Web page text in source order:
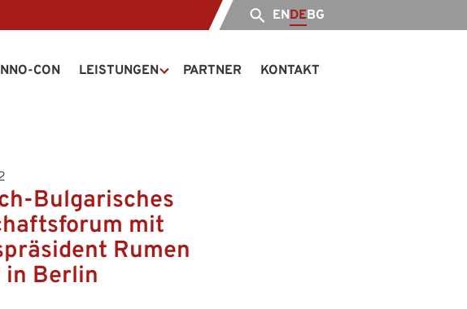
ENDEBG
CON LEISTUNGEN PARTNER KONTAKT
Bulgarisches
mit
Rumen
in Berlin